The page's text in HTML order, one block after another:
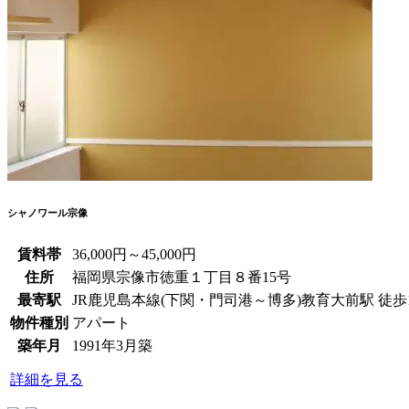
シャノワール宗像
賃料帯
36,000円～45,000円
住所
福岡県宗像市徳重１丁目８番15号
最寄駅
JR鹿児島本線(下関・門司港～博多)教育大前駅 徒歩
物件種別 アパート
築年月
1991年3月築
詳細を見る